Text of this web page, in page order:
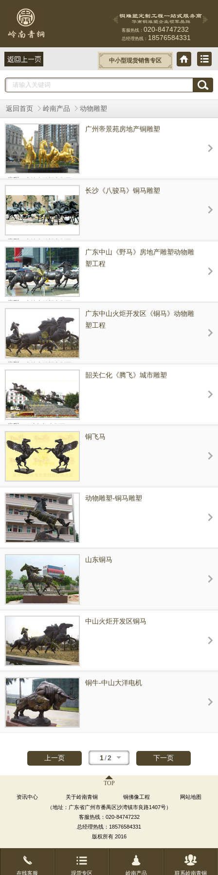
客服热线：020-84747232
总经理热线： 18576584331
中小型现货销售专区
返回首页 岭南产品 动物雕塑
广州帝景苑房地产铜雕塑
类型：房地产雕塑定制工程
工程参数：
阿波罗战车青铜雕塑高8米，长3.2米。
长沙《八骏马》铜马雕塑
类型：房地产雕塑定制工程
级别：
工程参数：
八骏马青铜雕塑高3.3米，长18米。
广东中山《野马》房地产雕塑动物雕
塑工程
类型：房地产雕塑定制工程
工程参数：
八骏马青铜雕塑高3.3米，长18米。
广东中山火炬开发区《铜马》动物雕
塑工程
类型：房地产雕塑定制工程
工程参数：
八骏马青铜雕塑高3.3米，长18米。
韶关仁化《腾飞》城市雕塑
类型：政府部门定制工程
级别：
工程参数：
高7.8米，长16.8米，重50吨
铜飞马
动物雕塑-铜马雕塑
山东铜马
中山火炬开发区铜马
铜牛-中山大洋电机
上一页 1/2 下一页
TOP
资讯中心 关于岭南青铜 铜佛像工程
网站地图
（地址：广东省广州市番禺区沙湾镇市良路1407号）
客服热线：020-84747232
总经理热线：18576584331
版权所有 2016
在线客服 现货专区 岭南产品 联系岭南青铜